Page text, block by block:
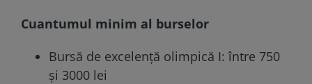
Cuantumul minim al burselor
Bursă de excelenţă olimpică I: între 750
și 3000 lei